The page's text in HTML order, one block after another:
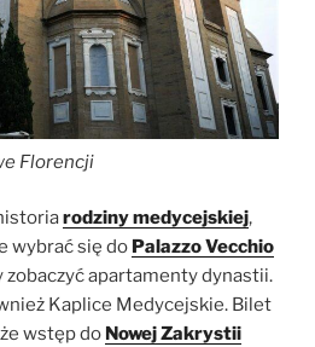
Florencji
rodziny medycejskiej,
wybrać się do Palazzo Vecchio
zobaczyć apartamenty dynastii.
Kaplice Medycejskie. Bilet
wstęp do Nowej Zakrystii